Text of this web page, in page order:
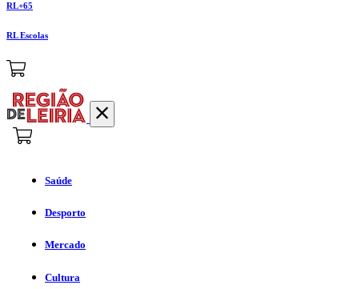
RL+65
RL Escolas
Saúde
Desporto
Mercado
Cultura